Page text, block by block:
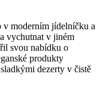
v moderním jídelníčku a
vychutnat v jiném
svou nabídku o
produkty
dezerty v čistě